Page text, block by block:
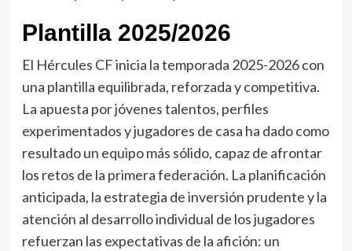
Plantilla 2025/2026
El Hércules CF inicia la temporada 2025-2026 con
una plantilla equilibrada, reforzada y competitiva.
La apuesta por jóvenes talentos, perfiles
experimentados y jugadores de casa ha dado como
resultado un equipo más sólido, capaz de afrontar
los retos de la primera federación. La planificación
anticipada, la estrategia de inversión prudente y la
atención al desarrollo individual de los jugadores
refuerzan las expectativas de la afición: un